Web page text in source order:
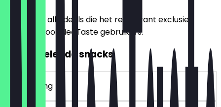
Hier vind je alle deals die het restaurant exclusief
aanbiedt voor NeoTaste gebruikers.
2voor1 Belegde snacks
~€ 4 korting